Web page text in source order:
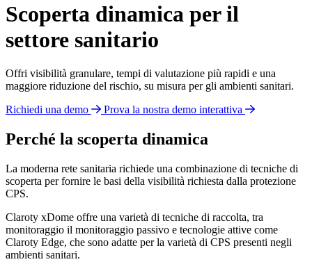
Scoperta dinamica per il
settore sanitario
Offri visibilità granulare, tempi di valutazione più rapidi e una
maggiore riduzione del rischio, su misura per gli ambienti sanitari.
Richiedi una demo
Prova la nostra demo interattiva
Perché la scoperta dinamica
La moderna rete sanitaria richiede una combinazione di tecniche di
scoperta per fornire le basi della visibilità richiesta dalla protezione
CPS.
Claroty xDome offre una varietà di tecniche di raccolta, tra
monitoraggio il monitoraggio passivo e tecnologie attive come
Claroty Edge, che sono adatte per la varietà di CPS presenti negli
ambienti sanitari.